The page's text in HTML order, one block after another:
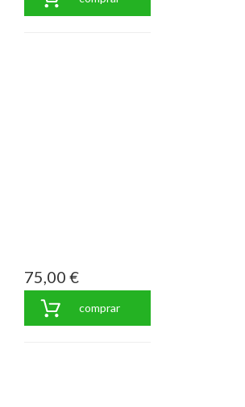
75,00 €
comprar